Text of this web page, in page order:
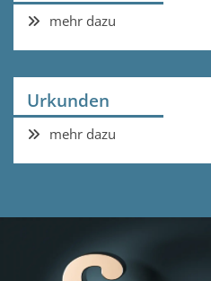
mehr dazu
Urkunden
mehr dazu